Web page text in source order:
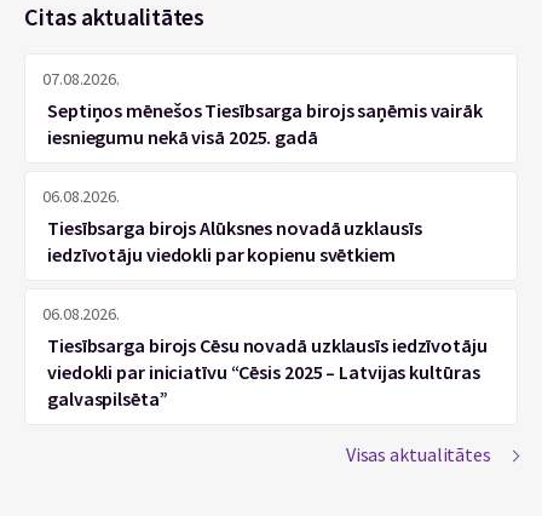
Citas aktualitātes
07.08.2026.
Septiņos mēnešos Tiesībsarga birojs saņēmis vairāk
iesniegumu nekā visā 2025. gadā
06.08.2026.
Tiesībsarga birojs Alūksnes novadā uzklausīs
iedzīvotāju viedokli par kopienu svētkiem
06.08.2026.
Tiesībsarga birojs Cēsu novadā uzklausīs iedzīvotāju
viedokli par iniciatīvu “Cēsis 2025 – Latvijas kultūras
galvaspilsēta”
Visas aktualitātes